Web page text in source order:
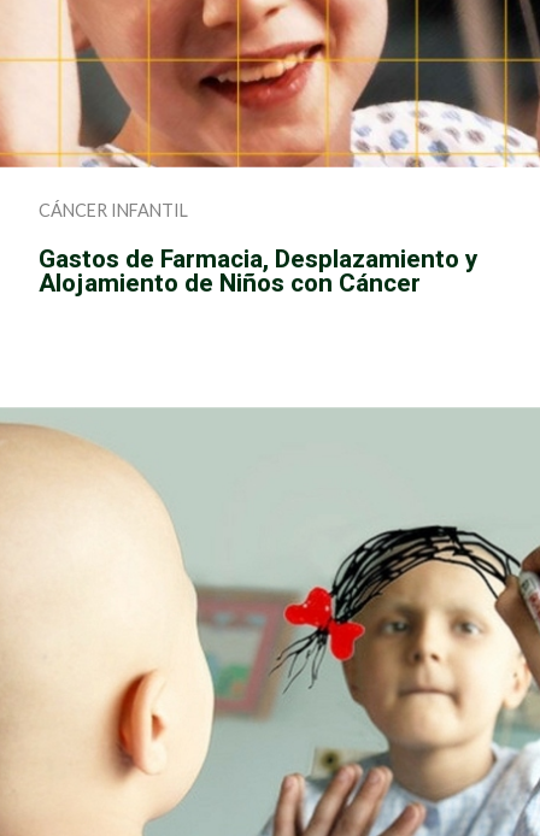
CÁNCER INFANTIL
Gastos de Farmacia, Desplazamiento y
Alojamiento de Niños con Cáncer